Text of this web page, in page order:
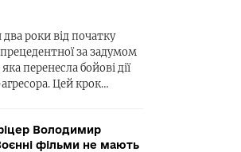
роки від початку
за задумом
перенесла бойові дії
Цей крок…
Володимир
фільми не мають